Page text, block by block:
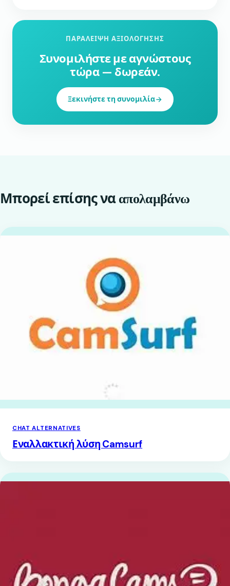
ΠΑΡΆΛΕΙΨΗ ΑΞΙΟΛΌΓΗΣΗΣ
Συνομιλήστε με αγνώστους
τώρα — δωρεάν.
Ξεκινήστε τη συνομιλία
Μπορεί επίσης νααπολαμβάνω
CHAT ALTERNATIVES
Εναλλακτική λύση Camsurf